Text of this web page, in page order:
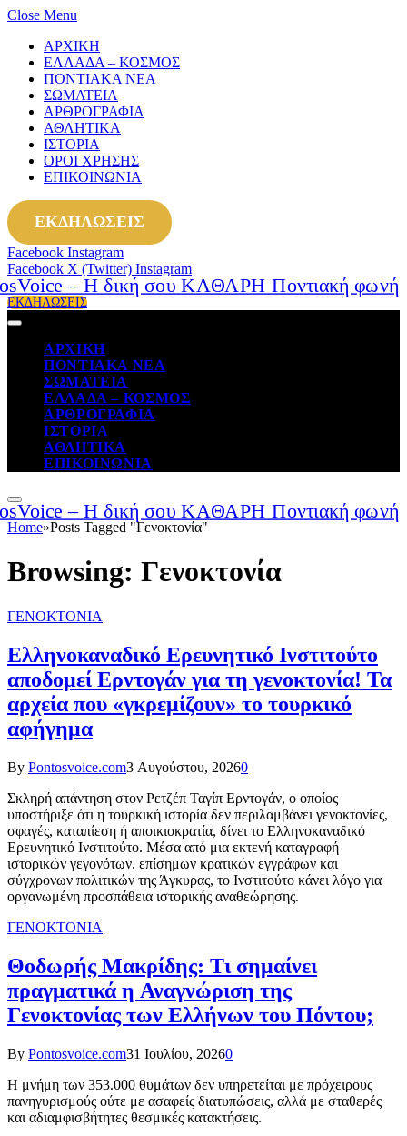
Close Menu
ΑΡΧΙΚΗ
ΕΛΛΑΔΑ – ΚΟΣΜΟΣ
ΠΟΝΤΙΑΚΑ ΝΕΑ
ΣΩΜΑΤΕΙΑ
ΑΡΘΡΟΓΡΑΦΙΑ
ΑΘΛΗΤΙΚΑ
ΙΣΤΟΡΙΑ
ΟΡΟΙ ΧΡΗΣΗΣ
ΕΠΙΚΟΙΝΩΝΙΑ
ΕΚΔΗΛΩΣΕΙΣ
Facebook Instagram
Facebook X (Twitter) Instagram
ΕΚΔΗΛΩΣΕΙΣ
ΑΡΧΙΚΗ
ΠΟΝΤΙΑΚΑ ΝΕΑ
ΣΩΜΑΤΕΙΑ
ΕΛΛΑΔΑ – ΚΟΣΜΟΣ
ΑΡΘΡΟΓΡΑΦΙΑ
ΙΣΤΟΡΙΑ
ΑΘΛΗΤΙΚΑ
ΕΠΙΚΟΙΝΩΝΙΑ
Home»Posts Tagged "Γενοκτονία"
Browsing: Γενοκτονία
ΓΕΝΟΚΤΟΝΙΑ
Ελληνοκαναδικό Ερευνητικό Ινστιτούτο
αποδομεί Ερντογάν για τη γενοκτονία! Τα
αρχεία που «γκρεμίζουν» το τουρκικό
αφήγημα
By Pontosvoice.com3 Αυγούστου, 20260
Σκληρή απάντηση στον Ρετζέπ Ταγίπ Ερντογάν, ο οποίος
υποστήριξε ότι η τουρκική ιστορία δεν περιλαμβάνει γενοκτονίες,
σφαγές, καταπίεση ή αποικιοκρατία, δίνει το Ελληνοκαναδικό
Ερευνητικό Ινστιτούτο. Μέσα από μια εκτενή καταγραφή
ιστορικών γεγονότων, επίσημων κρατικών εγγράφων και
σύγχρονων πολιτικών της Άγκυρας, το Ινστιτούτο κάνει λόγο για
οργανωμένη προσπάθεια ιστορικής αναθεώρησης.
ΓΕΝΟΚΤΟΝΙΑ
Θοδωρής Μακρίδης: Τι σημαίνει
πραγματικά η Αναγνώριση της
Γενοκτονίας των Ελλήνων του Πόντου;
By Pontosvoice.com31 Ιουλίου, 20260
Η μνήμη των 353.000 θυμάτων δεν υπηρετείται με πρόχειρους
πανηγυρισμούς ούτε με ασαφείς διατυπώσεις, αλλά με σταθερές
και αδιαμφισβήτητες θεσμικές κατακτήσεις.